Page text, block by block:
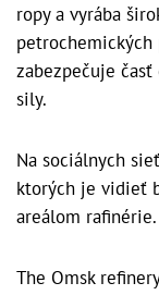
ropy a vyrába
petrochemických
zabezpečuje
sily.
Na sociálnych
ktorých je vidieť
areálom
The Omsk